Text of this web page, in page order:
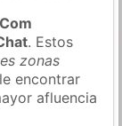
. Estos
zonas
encontrar
afluencia